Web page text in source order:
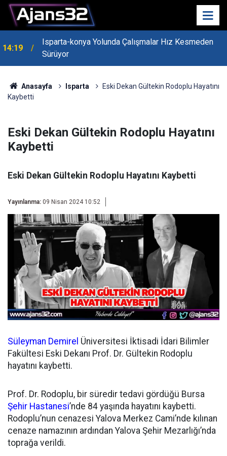
14:19
Isparta-konya Yolunda Çalışmalar Hız Kesmeden
Sürüyor
Anasayfa Isparta
Eski Dekan Gültekin Rodoplu Hayatını
Kaybetti
Eski Dekan Gültekin Rodoplu Hayatını
Kaybetti
Eski Dekan Gültekin Rodoplu Hayatını Kaybetti
Yayınlanma: 09 Nisan 2024 10:52
Süleyman Demirel Üniversitesi İktisadi İdari Bilimler
Fakültesi Eski Dekanı Prof. Dr. Gültekin Rodoplu
hayatını kaybetti.
Prof. Dr. Rodoplu, bir süredir tedavi gördüğü Bursa
Şehir Hastanesi’nde 84 yaşında hayatını kaybetti.
Rodoplu’nun cenazesi Yalova Merkez Cami’nde kılınan
cenaze namazının ardından Yalova Şehir Mezarlığı’nda
toprağa verildi.